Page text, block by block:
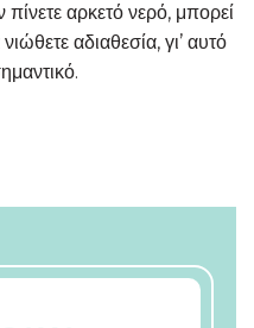
αρκετό νερό, μπορεί
αδιαθεσία, γι’ αυτό